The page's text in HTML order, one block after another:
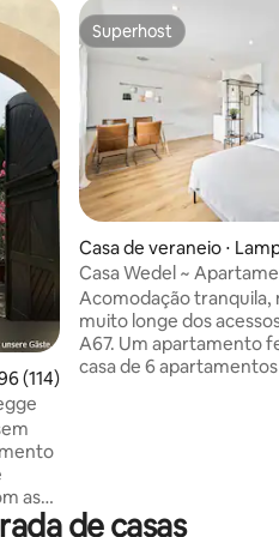
de uma avaliação média de 5,
(114)
as
Superhost
Superhost
Casa de veraneio ⋅
heim
Casa Wedel ~
Hüttenfeld
Acomodação tranquila,
muito longe dos
A67. Um apartamento fechado em uma
casa de 6
Hüttenfeld. Um
de casas